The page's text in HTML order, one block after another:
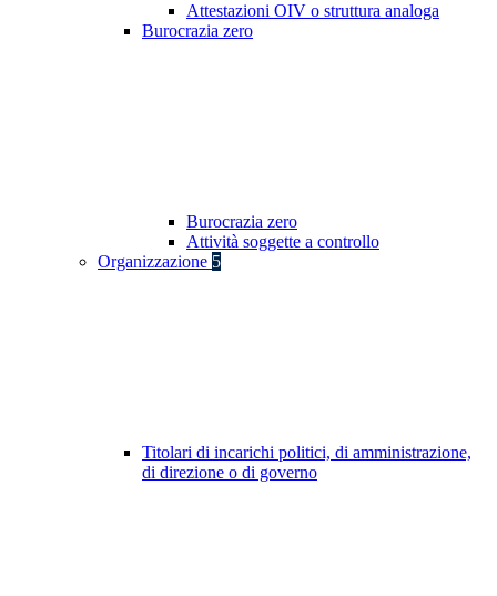
Attestazioni OIV o struttura analoga
Burocrazia zero
Burocrazia zero
Attività soggette a controllo
Organizzazione 5
Titolari di incarichi politici, di amministrazione,
di direzione o di governo